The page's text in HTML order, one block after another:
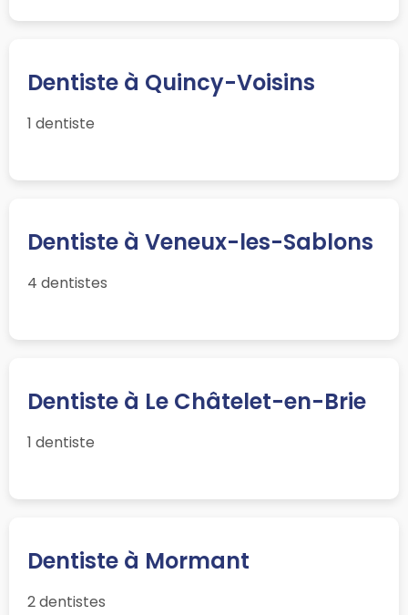
Dentiste à Quincy-Voisins
1 dentiste
Dentiste à Veneux-les-Sablons
4 dentistes
Dentiste à Le Châtelet-en-Brie
1 dentiste
Dentiste à Mormant
2 dentistes